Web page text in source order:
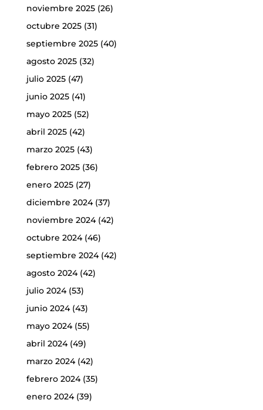
noviembre 2025(26)
octubre 2025(31)
septiembre 2025(40)
agosto 2025(32)
julio 2025(47)
junio 2025(41)
mayo 2025(52)
abril 2025(42)
marzo 2025(43)
febrero 2025(36)
enero 2025(27)
diciembre 2024(37)
noviembre 2024(42)
octubre 2024(46)
septiembre 2024(42)
agosto 2024(42)
julio 2024(53)
junio 2024(43)
mayo 2024(55)
abril 2024(49)
marzo 2024(42)
febrero 2024(35)
enero 2024(39)